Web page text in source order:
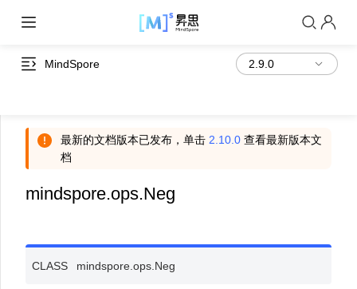
MindSpore
最新的文档版本已发布，单击 2.10.0 查看最新版本文
档
mindspore.ops.Neg
CLASS mindspore.ops. Neg